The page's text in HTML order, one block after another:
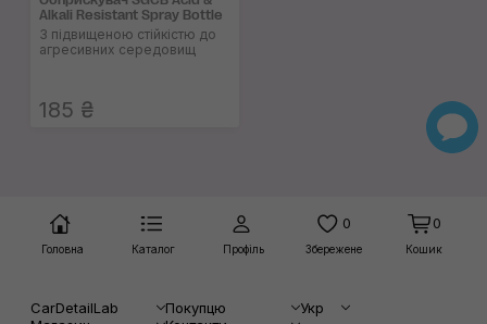
Alkali Resistant Spray Bottle
З підвищеною стійкістю до
агресивних середовищ
185 ₴
Головна Каталог Профіль
0
Збережене
0
Кошик
CarDetailLab Покупцю
Укр